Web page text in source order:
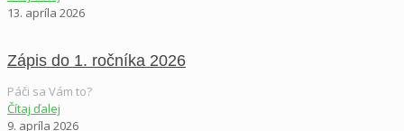
13. apríla 2026
Zápis do 1. ročníka 2026
Páči sa Vám to?
Čítaj ďalej
9. apríla 2026